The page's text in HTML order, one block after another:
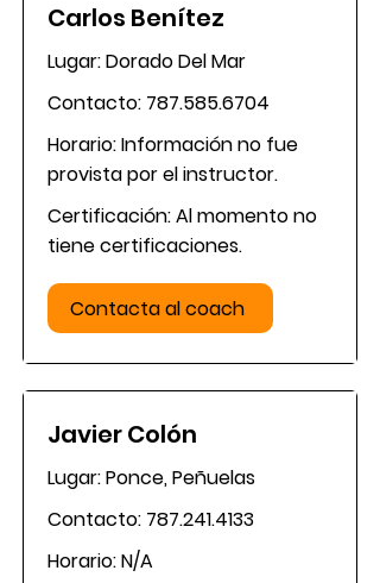
Carlos Benítez
Lugar: Dorado Del Mar
Contacto: 787.585.6704
Horario: Información no fue
provista por el instructor.
Certificación: Al momento no
tiene certificaciones.
Contacta al coach
Javier Colón
Lugar: Ponce, Peñuelas
Contacto: 787.241.4133
Horario: N/A